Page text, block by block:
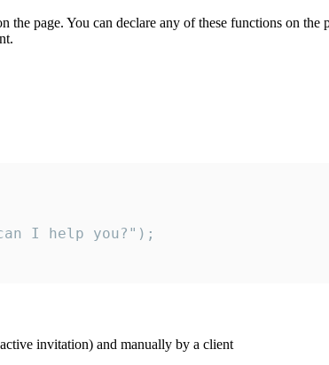
page. You can declare any of these functions on
I help you?");
invitation) and manually by a client